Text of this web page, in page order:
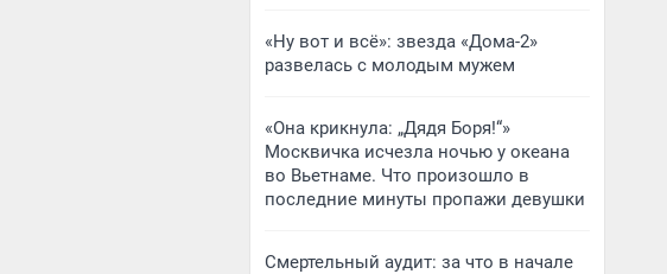
«Ну вот и всё»: звезда «Дома-2»
развелась с молодым мужем
«Она крикнула: „Дядя Боря!“»
Москвичка исчезла ночью у океана
во Вьетнаме. Что произошло в
последние минуты пропажи девушки
Смертельный аудит: за что в начале